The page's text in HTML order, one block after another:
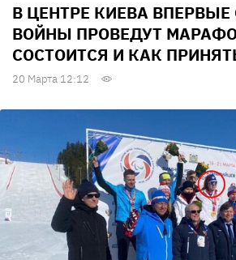
В ЦЕНТРЕ КИЕВА
ВОЙНЫ ПРОВЕДУТ
СОСТОИТСЯ И КАК
20 Марта 12:12